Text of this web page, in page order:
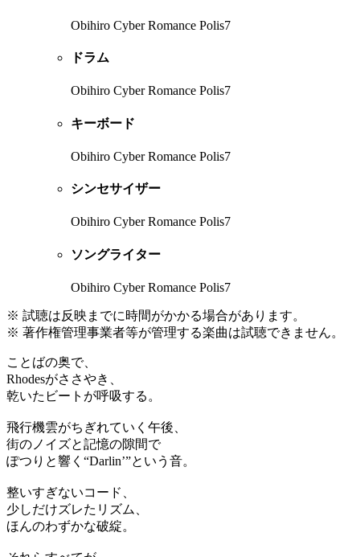
Obihiro Cyber Romance Polis7
ドラム
Obihiro Cyber Romance Polis7
キーボード
Obihiro Cyber Romance Polis7
シンセサイザー
Obihiro Cyber Romance Polis7
ソングライター
Obihiro Cyber Romance Polis7
※ 試聴は反映までに時間がかかる場合があります。
※ 著作権管理事業者等が管理する楽曲は試聴できません。
ことばの奥で、
Rhodesがささやき、
乾いたビートが呼吸する。
飛行機雲がちぎれていく午後、
街のノイズと記憶の隙間で
ぽつりと響く“Darlin’”という音。
整いすぎないコード、
少しだけズレたリズム、
ほんのわずかな破綻。